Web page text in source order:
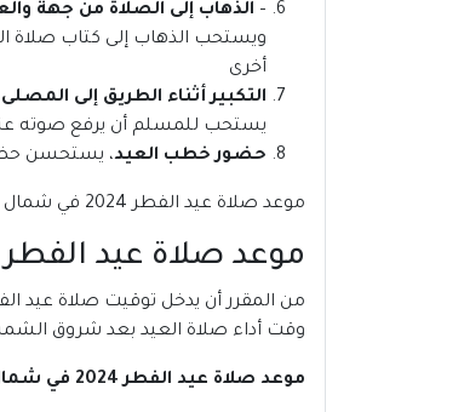
– الذهاب إلى الصلاة من جهة
ويستحب الذهاب إلى كتاب صلاة
أخرى
التكبير أثناء الطريق إلى المصلى
يستحب للمسلم أن يرفع صوته عند
حضور خطب العيد، يستحسن
موعد صلاة عيد الفطر 2024 في شمال الشرقية | عمان
موعد صلاة عيد الفطر في
وقت أداء صلاة العيد بعد شروق
موعد صلاة عيد الفطر 2024 في شمال الشرقية | عمان